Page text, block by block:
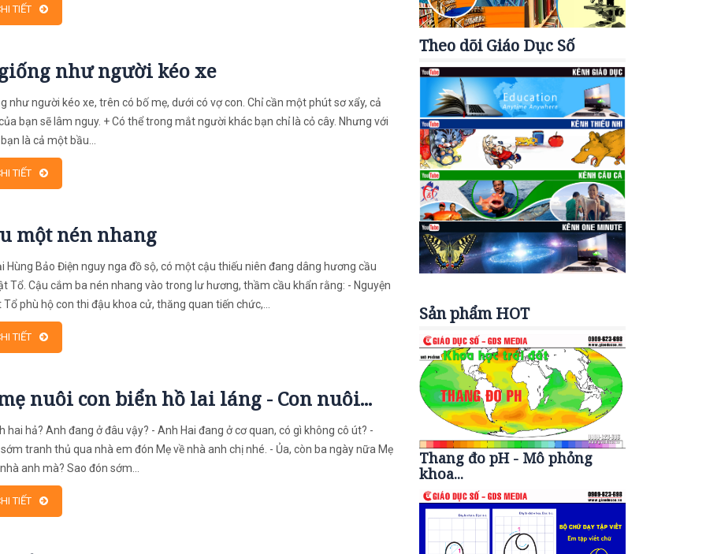
TIẾT
như người kéo xe
như người kéo xe, trên có bố mẹ, dưới có vợ con. Chỉ cần một phút sơ xẩy, cả
bạn sẽ lâm nguy. + Có thể trong mắt người khác bạn chỉ là cỏ cây. Nhưng với
là cả một bầu...
TIẾT
một nén nhang
Hùng Bảo Điện nguy nga đồ sộ, có một cậu thiếu niên đang dâng hương cầu
Tổ. Cậu cắm ba nén nhang vào trong lư hương, thầm cầu khẩn rằng: - Nguyện
Tổ phù hộ con thi đậu khoa cử, thăng quan tiến chức,...
TIẾT
nuôi con biển hồ lai láng - Con nuôi...
hai hả? Anh đang ở đâu vậy? - Anh Hai đang ở cơ quan, có gì không cô út? -
sớm tranh thủ qua nhà em đón Mẹ về nhà anh chị nhé. - Ủa, còn ba ngày nữa Mẹ
anh mà? Sao đón sớm...
TIẾT
Theo dõi Giáo Dục Số
Sản phẩm HOT
Thang đo pH - Mô phỏng
khoa...